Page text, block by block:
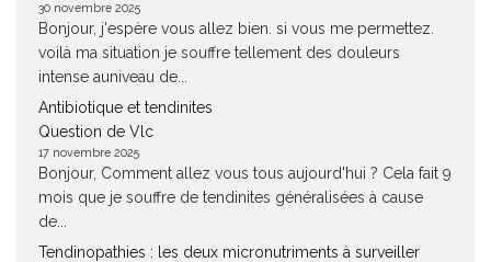
30 novembre 2025
Bonjour, j'espère vous allez bien. si vous me permettez.
voilà ma situation je souffre tellement des douleurs
intense auniveau de...
Antibiotique et tendinites
Question de Vlc
17 novembre 2025
Bonjour, Comment allez vous tous aujourd'hui ? Cela fait 9
mois que je souffre de tendinites généralisées à cause
de...
Tendinopathies : les deux micronutriments à surveiller